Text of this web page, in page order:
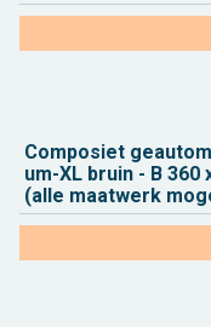
Com­po­siet
um-XL bruin - B
(alle maat­werk